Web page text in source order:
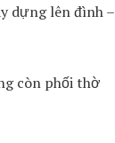
dựng lên đình –
còn phối thờ